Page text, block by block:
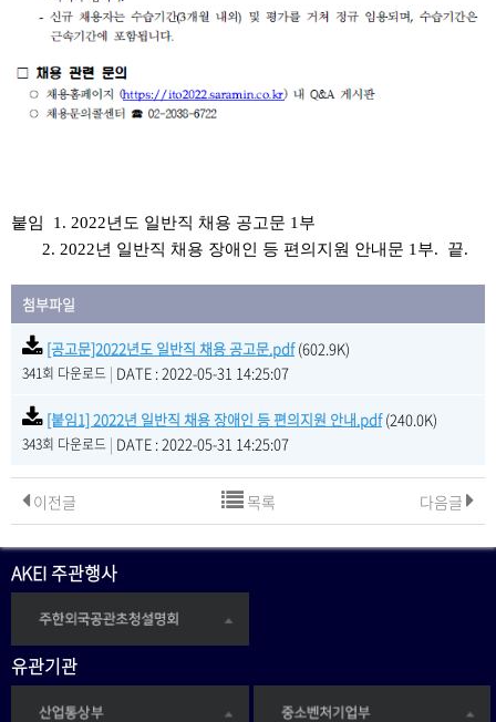
붙임 1. 2022년도 일반직 채용 공고문 1부
2. 2022년 일반직 채용 장애인 등 편의지원 안내문 1부. 끝.
첨부파일
[공고문]2022년도 일반직 채용 공고문.pdf(602.9K)
341회 다운로드 | DATE : 2022-05-31 14:25:07
[붙임1] 2022년 일반직 채용 장애인 등 편의지원 안내.pdf(240.0K)
343회 다운로드 | DATE : 2022-05-31 14:25:07
이전글 다음글
목록
AKEI 주관행사
유관기관